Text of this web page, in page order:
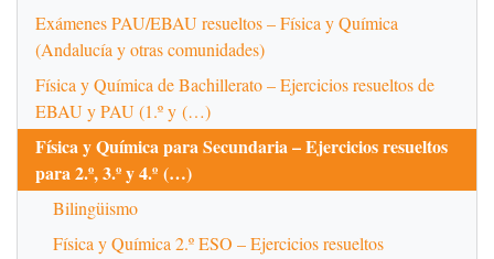
Exámenes PAU/EBAU resueltos – Física y Química
(Andalucía y otras comunidades)
Física y Química de Bachillerato – Ejercicios resueltos de
EBAU y PAU (1.º y (…)
Física y Química para Secundaria – Ejercicios resueltos
para 2.º, 3.º y 4.º (…)
Bilingüismo
Física y Química 2.º ESO – Ejercicios resueltos